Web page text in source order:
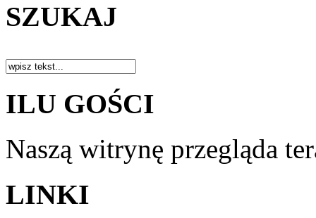
SZUKAJ
ILU GOŚCI
Naszą witrynę przegląda
LINKI